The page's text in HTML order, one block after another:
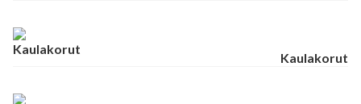
Kaulakorut